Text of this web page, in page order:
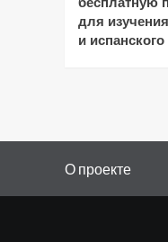
для
и
О проекте